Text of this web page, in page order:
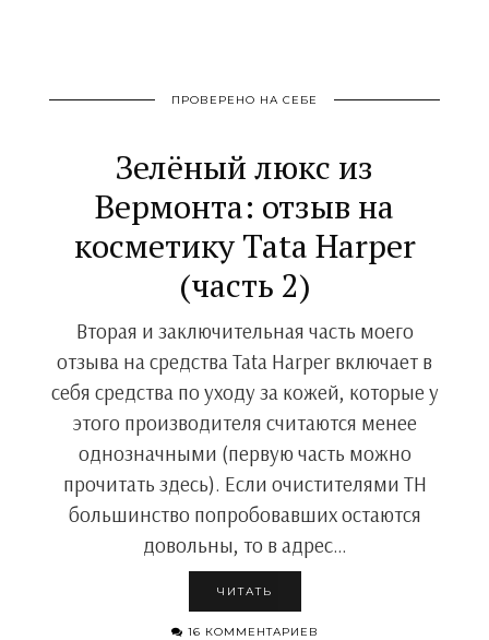
ПРОВЕРЕНО НА СЕБЕ
Зелёный люкс из
Вермонта: отзыв на
косметику Tata Harper
(часть 2)
Вторая и заключительная часть моего
отзыва на средства Tata Harper включает в
себя средства по уходу за кожей, которые у
этого производителя считаются менее
однозначными (первую часть можно
прочитать здесь). Если очистителями TH
большинство попробовавших остаются
довольны, то в адрес…
ЧИТАТЬ
16 КОММЕНТАРИЕВ